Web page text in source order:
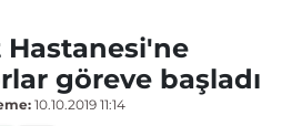
göreve başladı
10.10.2019 11:14